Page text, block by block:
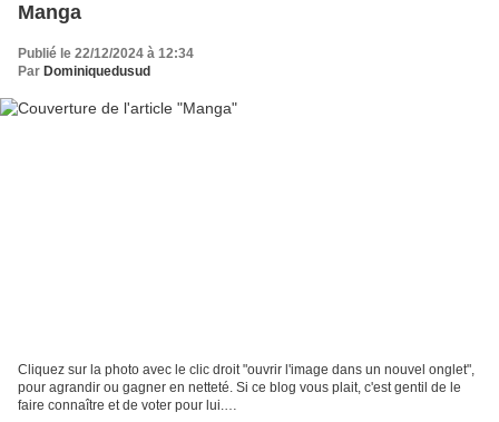
Manga
Publié le 22/12/2024 à 12:34
Par Dominiquedusud
Cliquez sur la photo avec le clic droit "ouvrir l'image dans un nouvel onglet",
pour agrandir ou gagner en netteté. Si ce blog vous plait, c'est gentil de le
faire connaître et de voter pour lui.